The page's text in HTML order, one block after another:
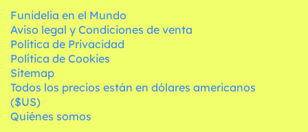
Funidelia en el Mundo
Aviso legal y Condiciones de venta
Política de Privacidad
Política de Cookies
Sitemap
Todos los precios están en dólares americanos
($US)
Quiénes somos